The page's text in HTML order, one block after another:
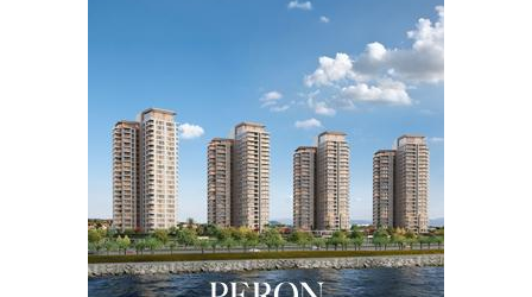
Esat BİNDESEN
Başkan Sekmen’den Erzurum’a
bir vizyon proje daha!
02 Ağustos 2026 Pazar
Kadir SABUNCUOĞLU